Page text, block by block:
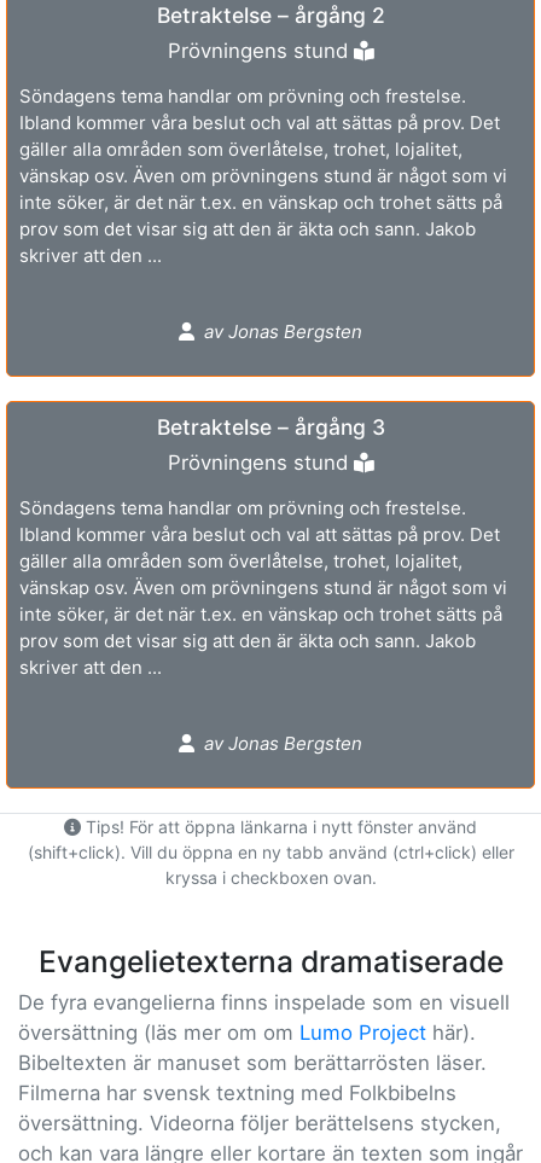
Betraktelse – årgång 2
Prövningens stund
Söndagens tema handlar om prövning och frestelse.
Ibland kommer våra beslut och val att sättas på prov. Det
gäller alla områden som överlåtelse, trohet, lojalitet,
vänskap osv. Även om prövningens stund är något som vi
inte söker, är det när t.ex. en vänskap och trohet sätts på
prov som det visar sig att den är äkta och sann. Jakob
skriver att den ...
av Jonas Bergsten
Betraktelse – årgång 3
Prövningens stund
Söndagens tema handlar om prövning och frestelse.
Ibland kommer våra beslut och val att sättas på prov. Det
gäller alla områden som överlåtelse, trohet, lojalitet,
vänskap osv. Även om prövningens stund är något som vi
inte söker, är det när t.ex. en vänskap och trohet sätts på
prov som det visar sig att den är äkta och sann. Jakob
skriver att den ...
av Jonas Bergsten
Tips! För att öppna länkarna i nytt fönster använd
(shift+click). Vill du öppna en ny tabb använd (ctrl+click) eller
kryssa i checkboxen ovan.
Evangelietexterna dramatiserade
De fyra evangelierna finns inspelade som en visuell
översättning (läs mer om om Lumo Project här).
Bibeltexten är manuset som berättarrösten läser.
Filmerna har svensk textning med Folkbibelns
översättning. Videorna följer berättelsens stycken,
och kan vara längre eller kortare än texten som ingår